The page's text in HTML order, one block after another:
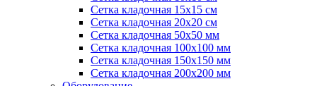
Сетка кладочная 15x15 см
Сетка кладочная 20x20 см
Сетка кладочная 50x50 мм
Сетка кладочная 100x100 мм
Сетка кладочная 150x150 мм
Сетка кладочная 200x200 мм